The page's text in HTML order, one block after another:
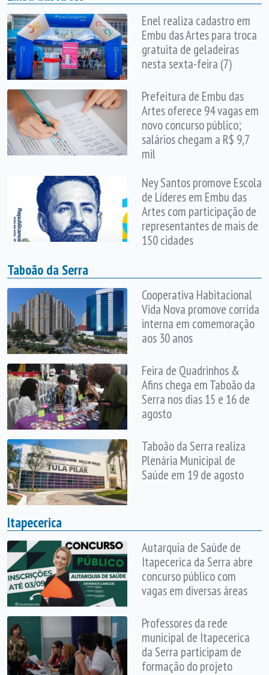
Enel realiza cadastro em
Embu das Artes para troca
gratuita de geladeiras
nesta sexta-feira (7)
Prefeitura de Embu das
Artes oferece 94 vagas em
novo concurso público;
salários chegam a R$ 9,7
mil
Ney Santos promove Escola
de Líderes em Embu das
Artes com participação de
representantes de mais de
150 cidades
Taboão da Serra
Cooperativa Habitacional
Vida Nova promove corrida
interna em comemoração
aos 30 anos
Feira de Quadrinhos &
Afins chega em Taboão da
Serra nos dias 15 e 16 de
agosto
Taboão da Serra realiza
Plenária Municipal de
Saúde em 19 de agosto
Itapecerica
Autarquia de Saúde de
Itapecerica da Serra abre
concurso público com
vagas em diversas áreas
Professores da rede
municipal de Itapecerica
da Serra participam de
formação do projeto